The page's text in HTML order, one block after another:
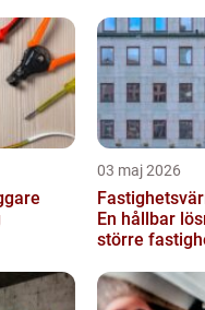
03 maj 2026
En hållbar
större